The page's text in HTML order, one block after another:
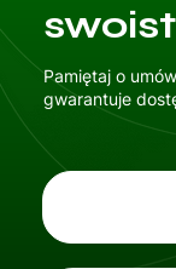
Pamiętaj o
gwarantuje